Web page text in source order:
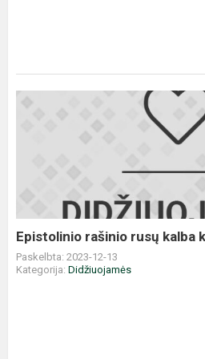
Epistolinio
Epistolinio rašinio rusų kalba
Paskelbta: 2023-12-13
Kategorija: Didžiuojamės